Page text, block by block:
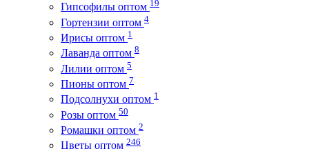
Гипсофилы оптом 19
Гортензии оптом 4
Ирисы оптом 1
Лаванда оптом 8
Лилии оптом 5
Пионы оптом 7
Подсолнухи оптом 1
Розы оптом 50
Ромашки оптом 2
Цветы оптом 246